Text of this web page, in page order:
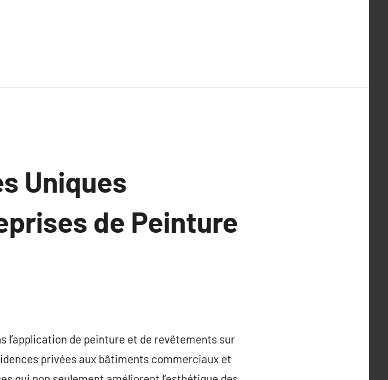
Uniques
de Peinture
l’application de peinture et de revêtements sur
privées aux bâtiments commerciaux et